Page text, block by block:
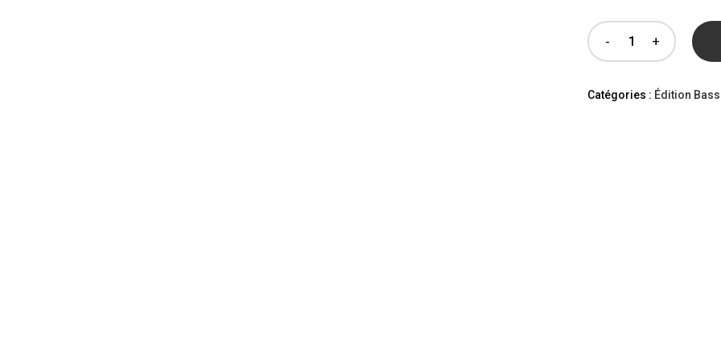
Catégories : Édition